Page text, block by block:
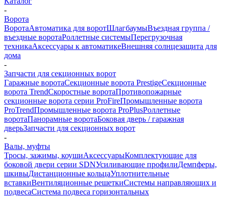
-
Ворота
ВоротаАвтоматика для воротШлагбаумыВъездная группа /
въездные воротаРоллетные системыПерегрузочная
техникаАксессуары к автоматикеВнешняя солнцезащита для
дома
-
Запчасти для секционных ворот
Гаражные воротаСекционные ворота PrestigeСекционные
ворота TrendСкоростные воротаПротивопожарные
секционные ворота серии ProFireПромышленные ворота
ProTrendПромышленные ворота ProPlusРоллетные
воротаПанорамные воротаБоковая дверь / гаражная
дверьЗапчасти для секционных ворот
-
Валы, муфты
Тросы, зажимы, коушиАксессуарыКомплектующие для
боковой двери серии SDNУсиливающие профилиДемпферы,
шкивыДистанционные кольцаУплотнительные
вставкиВентиляционные решеткиСистемы направляющих и
подвесаСистема подвеса горизонтальных